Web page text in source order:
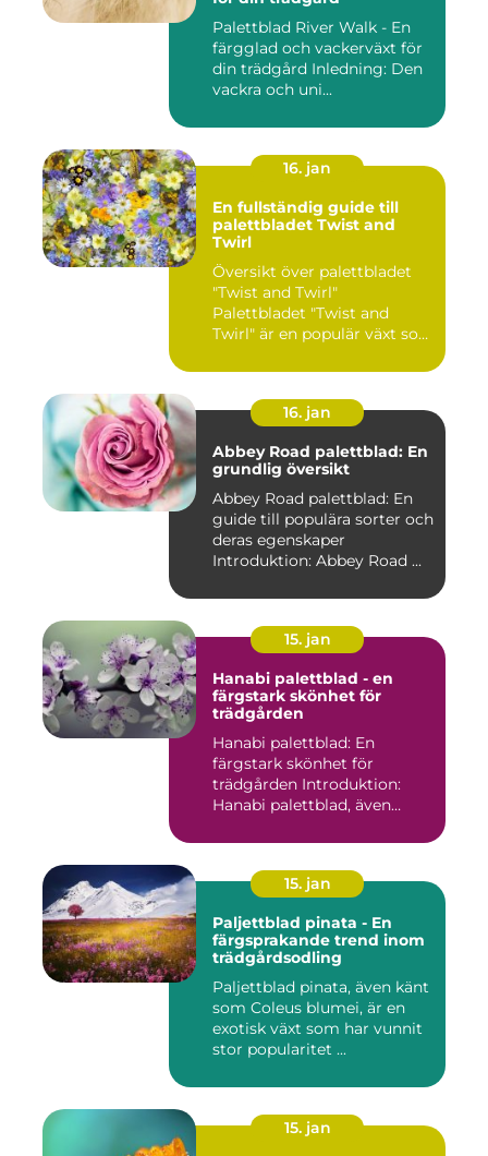
Palettblad River Walk - En
färgglad och vackerväxt för
din trädgård Inledning: Den
vackra och uni...
16. jan
En fullständig guide till
palettbladet Twist and
Twirl
Översikt över palettbladet
"Twist and Twirl"
Palettbladet "Twist and
Twirl" är en populär växt som
16. jan
Abbey Road palettblad: En
grundlig översikt
Abbey Road palettblad: En
guide till populära sorter och
deras egenskaper
Introduktion: Abbey Road ...
15. jan
Hanabi palettblad - en
färgstark skönhet för
trädgården
Hanabi palettblad: En
färgstark skönhet för
trädgården Introduktion:
Hanabi palettblad, även
15. jan
Paljettblad pinata - En
färgsprakande trend inom
trädgårdsodling
Paljettblad pinata, även känt
som Coleus blumei, är en
exotisk växt som har vunnit
stor popularitet ...
15. jan